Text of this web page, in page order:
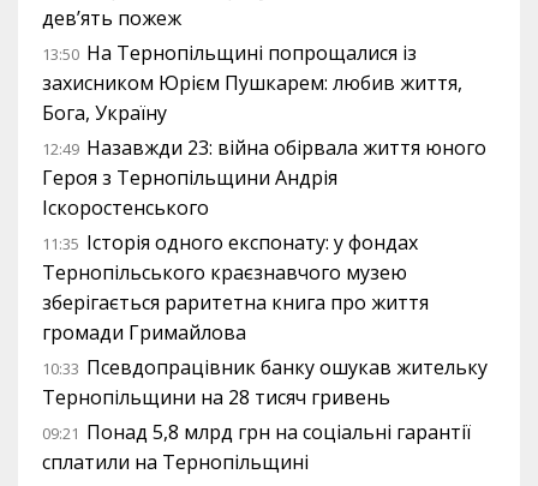
дев’ять пожеж
13:50 На Тернопільщині попрощалися із
захисником Юрієм Пушкарем: любив життя,
Бога, Україну
12:49 Назавжди 23: війна обірвала життя юного
Героя з Тернопільщини Андрія
Іскоростенського
11:35 Історія одного експонату: у фондах
Тернопільського краєзнавчого музею
зберігається раритетна книга про життя
громади Гримайлова
10:33 Псевдопрацівник банку ошукав жительку
Тернопільщини на 28 тисяч гривень
09:21 Понад 5,8 млрд грн на соціальні гарантії
сплатили на Тернопільщині